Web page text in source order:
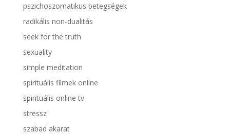
pszichoszomatikus betegségek
radikális non-dualitás
seek for the truth
sexuality
simple meditation
spirituális filmek online
spirituális online tv
stressz
szabad akarat